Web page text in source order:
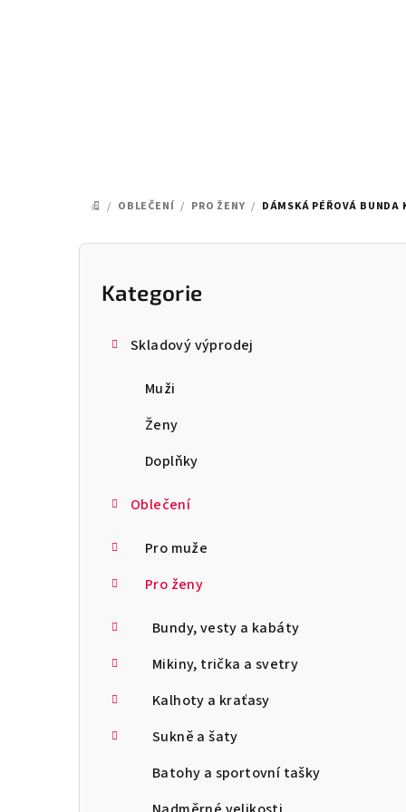
DOMŮ
/ OBLEČENÍ / PRO ŽENY / DÁMSKÁ PÉŘOVÁ BUNDA
P
Přeskočit
kategorie
Kategorie
Skladový výprodej
Muži
Ženy
Doplňky
Oblečení
Pro muže
Pro ženy
Bundy, vesty a kabáty
Mikiny, trička a svetry
Kalhoty a kraťasy
Sukně a šaty
Batohy a sportovní tašky